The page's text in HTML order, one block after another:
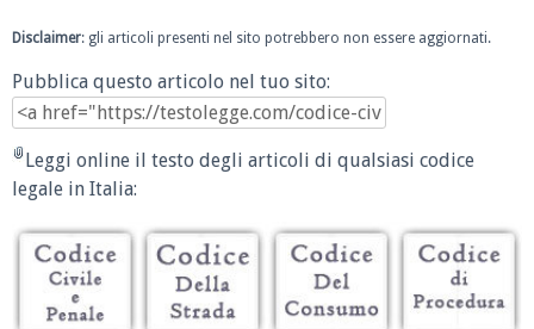
Disclaimer: gli articoli presenti nel sito potrebbero non essere aggiornati.
Pubblica questo articolo nel tuo sito:
Leggi online il testo degli articoli di qualsiasi codice
legale in Italia: